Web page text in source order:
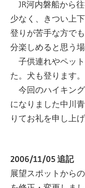
JR河内磐船から
少なく、きつい上
登りが苦手な方で
分楽しめると思う場
子供連れやペッ
た。犬も登ります。
今回のハイキン
になりました中川
りてお礼を申し上げ
2006/11/05 追記
展望スポットから